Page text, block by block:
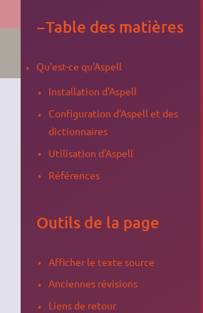
−Table des matières
Qu'est-ce qu'Aspell
Installation d'Aspell
Configuration d'Aspell et des
dictionnaires
Utilisation d'Aspell
Références
Outils de la page
Afficher le texte source
Anciennes révisions
Liens de retour